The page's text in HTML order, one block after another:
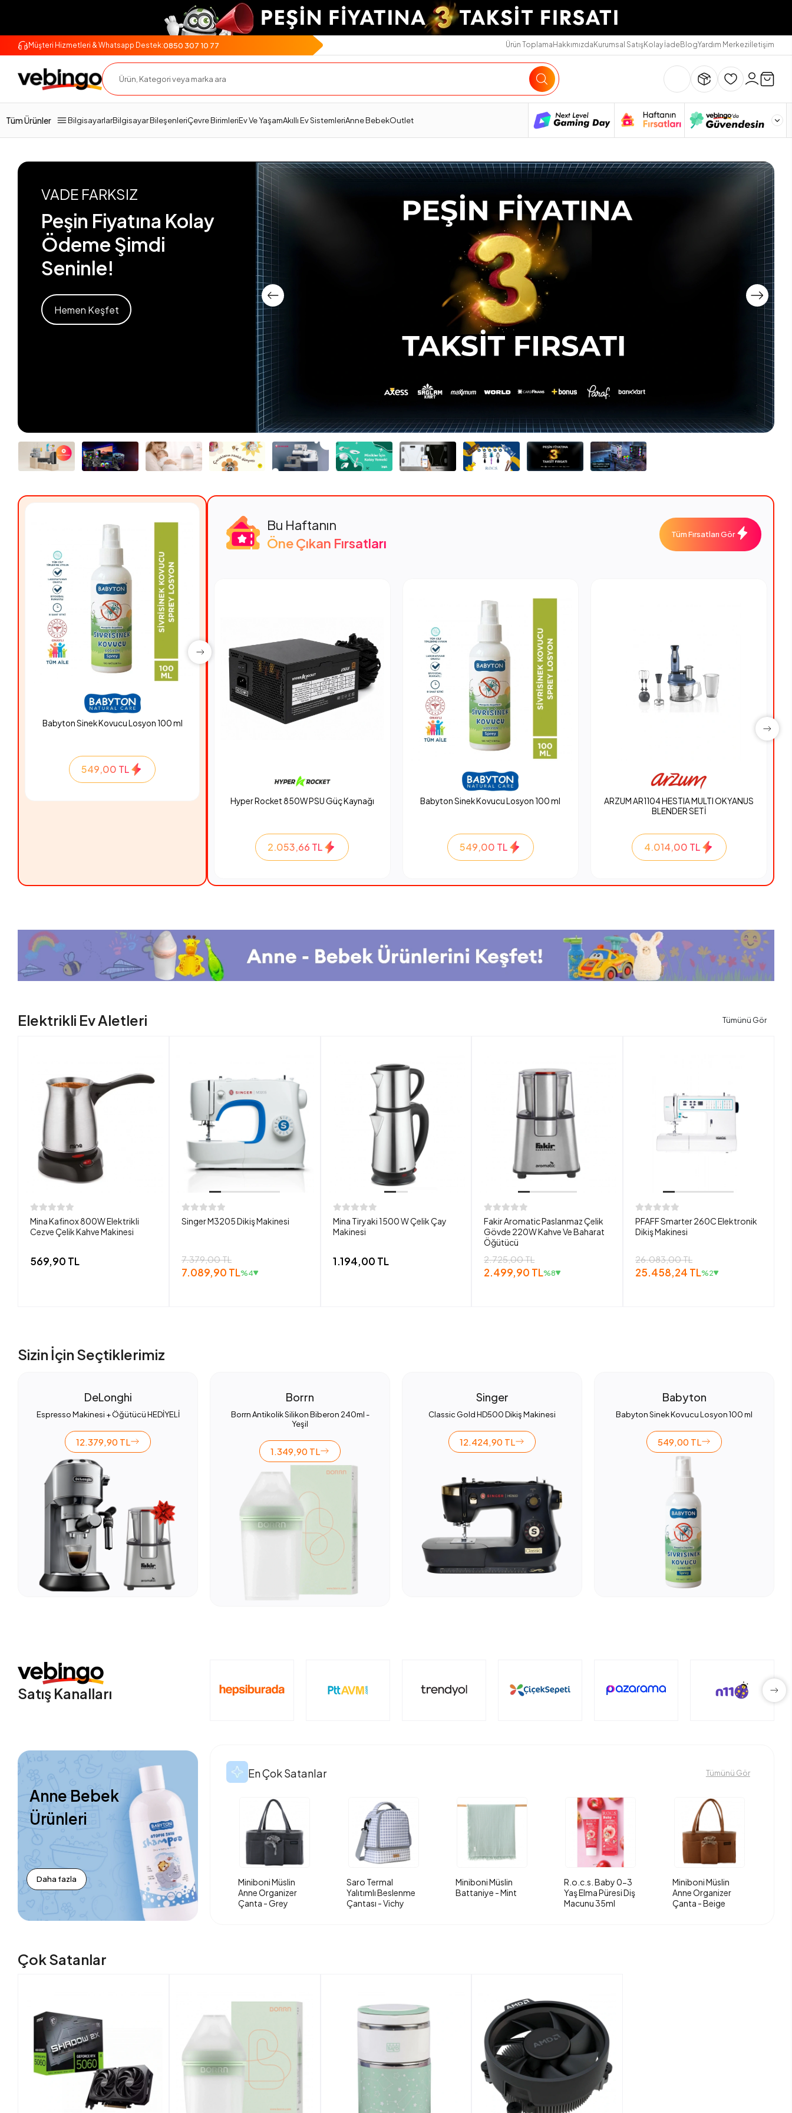
Müşteri Hizmetleri & Whatsapp Destek:0850 307 10 77 Ürün ToplamaHakkımızdaKurumsal SatışKolay İadeBlogYardım Merkeziİletişim
Tüm Ürünler BilgisayarlarBilgisayar BileşenleriÇevre BirimleriEv Ve YaşamAkıllı Ev SistemleriAnne BebekOutlet
VADE FARKSIZ
Peşin Fiyatına Kolay
Ödeme Şimdi
Seninle!
Hemen Keşfet
Babyton Sinek Kovucu Losyon 100 ml
549,00 TL
Hyper Rocket 850W PSU Güç Kaynağı
Bu Haftanın
Öne Çıkan Fırsatları
Tüm Fırsatları Gör
Hyper Rocket 850W PSU Güç Kaynağı
2.053,66 TL
Babyton Sinek Kovucu Losyon 100 ml
549,00 TL
ARZUM AR1104 HESTIA MULTI OKYANUS
BLENDER SETİ
4.014,00 TL
Elektrikli Ev Aletleri Tümünü Gör
Mina Kafinox 800W Elektrikli
Cezve Çelik Kahve Makinesi
569,90 TL
Singer M3205 Dikiş Makinesi
7.379,00 TL
7.089,90 TL%4
Mina Tiryaki 1500 W Çelik Çay
Makinesi
1.194,00 TL
Fakir Aromatic Paslanmaz Çelik
Gövde 220W Kahve Ve Baharat
Öğütücü
2.725,00 TL
2.499,90 TL%8
PFAFF Smarter 260C Elektronik
Dikiş Makinesi
26.083,00 TL
25.458,24 TL%2
Sizin İçin Seçtiklerimiz
DeLonghi
Espresso Makinesi + Öğütücü HEDİYELİ
12.379,90 TL
Borrn
Borrn Antikolik Silikon Biberon 240ml -
Yeşil
1.349,90 TL
Singer
Classic Gold HD500 Dikiş Makinesi
12.424,90 TL
Babyton
Babyton Sinek Kovucu Losyon 100 ml
549,00 TL
Satış Kanalları
Anne Bebek
Ürünleri
Daha fazla
En Çok Satanlar Tümünü Gör
Miniboni Müslin
Anne Organizer
Çanta - Grey
Saro Termal
Yalıtımlı Beslenme
Çantası - Vichy
Miniboni Müslin
Battaniye - Mint
R.o.c.s. Baby 0-3
Yaş Elma Püresi Diş
Macunu 35ml
Miniboni Müslin
Anne Organizer
Çanta - Beige
Çok Satanlar